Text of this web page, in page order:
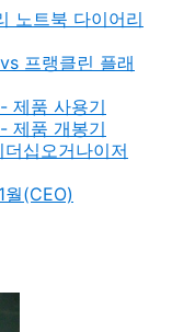
노트북 다이어리
프랭클린 플래
제품 사용기
제품 개봉기
십오거나이저
(CEO)